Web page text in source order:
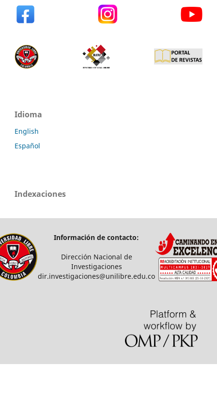
Idioma
English
Español
Indexaciones
Información de contacto:
Dirección Nacional de
Investigaciones
dir.investigaciones@unilibre.edu.co